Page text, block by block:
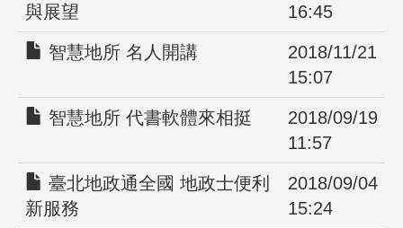
與展望
16:45
智慧地所 名人開講
2018/11/21
15:07
智慧地所 代書軟體來相挺
2018/09/19
11:57
臺北地政通全國 地政士便利
新服務
2018/09/04
15:24